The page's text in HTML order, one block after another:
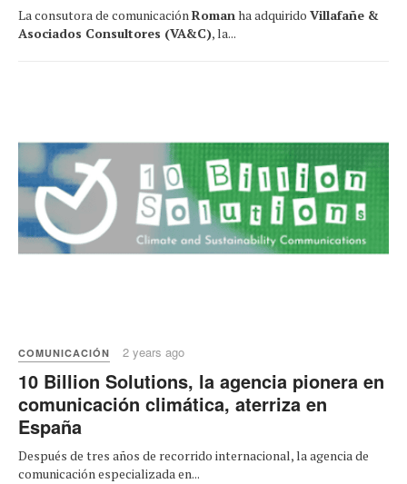
La consutora de comunicación Roman ha adquirido Villafañe &
Asociados Consultores (VA&C), la...
COMUNICACIÓN 2 years ago
10 Billion Solutions, la agencia pionera en
comunicación climática, aterriza en
España
Después de tres años de recorrido internacional, la agencia de
comunicación especializada en...